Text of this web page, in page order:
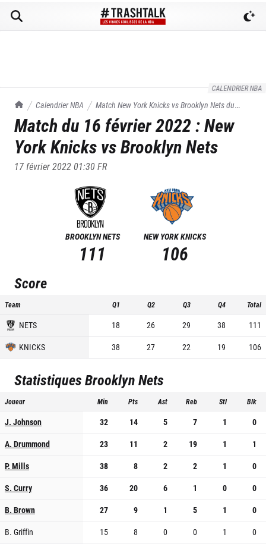
CALENDRIER NBA
TrashTalk Actu NBA
Calendrier NBA Match New York Knicks vsBrooklyn Netsdu
16/02/2022
Match du 16 février 2022:New
York Knicks vsBrooklyn Nets
17 février 2022 01:30FR
BROOKLYN NETS
111
NEW YORK KNICKS
106
Score
Team Q1 Q2 Q3 Q4 Total
NETS 18 26 29 38
111
KNICKS
38 27 22 19 106
StatistiquesBrooklyn Nets
Joueur Min Pts Ast Reb Stl Blk
J. Johnson 32 14 5 7 1
0
A. Drummond
23 11 2 19 1
1
P. Mills
38 8 2 2 1
0
S. Curry
36 20 6 1 0
0
B. Brown
27 9 1 5 1
0
B. Griffin
15 8 0 0 1
0